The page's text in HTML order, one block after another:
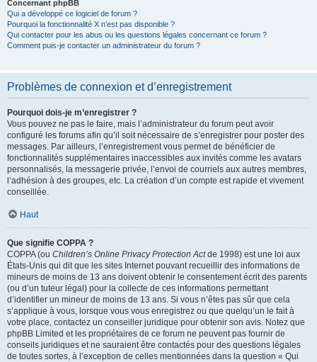
Concernant phpBB
Qui a développé ce logiciel de forum ?
Pourquoi la fonctionnalité X n’est pas disponible ?
Qui contacter pour les abus ou les questions légales concernant ce forum ?
Comment puis-je contacter un administrateur du forum ?
Problèmes de connexion et d’enregistrement
Pourquoi dois-je m’enregistrer ?
Vous pouvez ne pas le faire, mais l’administrateur du forum peut avoir
configuré les forums afin qu’il soit nécessaire de s’enregistrer pour poster des
messages. Par ailleurs, l’enregistrement vous permet de bénéficier de
fonctionnalités supplémentaires inaccessibles aux invités comme les avatars
personnalisés, la messagerie privée, l’envoi de courriels aux autres membres,
l’adhésion à des groupes, etc. La création d’un compte est rapide et vivement
conseillée.
Haut
Que signifie COPPA ?
COPPA (ou Children’s Online Privacy Protection Actde 1998) est une loi aux
États-Unis qui dit que les sites Internet pouvant recueillir des informations de
mineurs de moins de 13 ans doivent obtenir le consentement écrit des parents
(ou d’un tuteur légal) pour la collecte de ces informations permettant
d’identifier un mineur de moins de 13 ans. Si vous n’êtes pas sûr que cela
s’applique à vous, lorsque vous vous enregistrez ou que quelqu’un le fait à
votre place, contactez un conseiller juridique pour obtenir son avis. Notez que
phpBB Limited et les propriétaires de ce forum ne peuvent pas fournir de
conseils juridiques et ne sauraient être contactés pour des questions légales
de toutes sortes, à l’exception de celles mentionnées dans la question « Qui